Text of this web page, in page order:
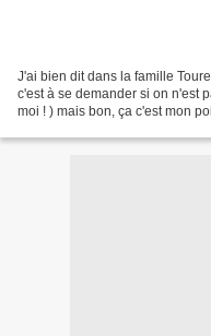
J'ai bien dit dans la famille
c'est à se demander si on n'est
moi ! ) mais bon, ça c'est mon